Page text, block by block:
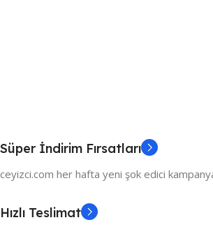
Süper İndirim Fırsatları
ceyizci.com her hafta yeni şok edici
Hızlı Teslimat